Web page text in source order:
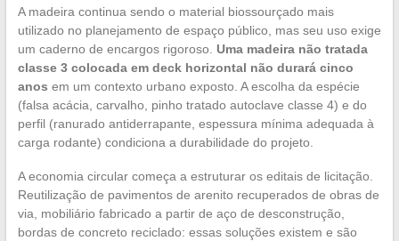
A madeira continua sendo o material biossourçado mais
utilizado no planejamento de espaço público, mas seu uso exige
um caderno de encargos rigoroso. Uma madeira não tratada
classe 3 colocada em deck horizontal não durará cinco
anos em um contexto urbano exposto. A escolha da espécie
(falsa acácia, carvalho, pinho tratado autoclave classe 4) e do
perfil (ranurado antiderrapante, espessura mínima adequada à
carga rodante) condiciona a durabilidade do projeto.
A economia circular começa a estruturar os editais de licitação.
Reutilização de pavimentos de arenito recuperados de obras de
via, mobiliário fabricado a partir de aço de desconstrução,
bordas de concreto reciclado: essas soluções existem e são